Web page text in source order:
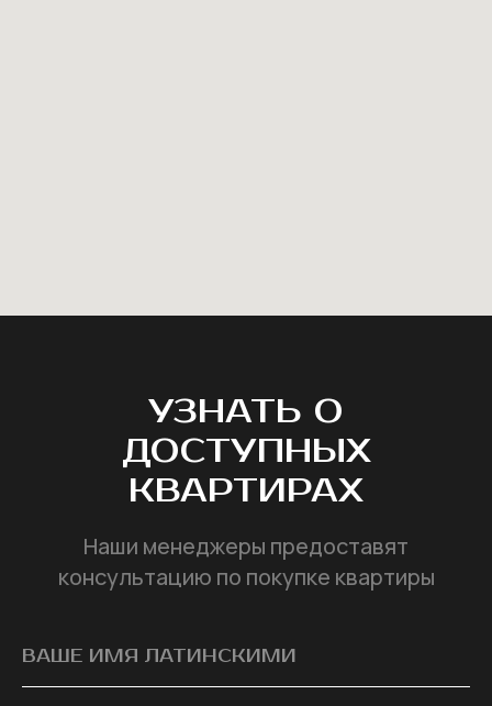
УЗНАТЬ О
ДОСТУПНЫХ
КВАРТИРАХ
Наши менеджеры предоставят
консультацию по покупке квартиры